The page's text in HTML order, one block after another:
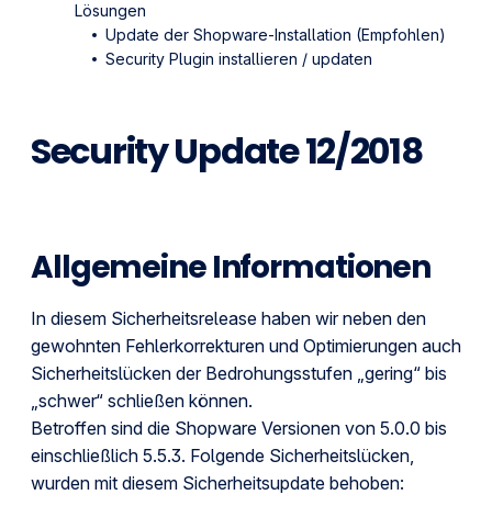
Security Update 12/2018
Allgemeine Informationen
In diesem Sicherheitsrelease haben wir neben den
gewohnten Fehlerkorrekturen und Optimierungen auch
Sicherheitslücken der Bedrohungsstufen „gering“ bis
„schwer“ schließen können.
Betroffen sind die Shopware Versionen von 5.0.0 bis
einschließlich 5.5.3. Folgende Sicherheitslücken,
wurden mit diesem Sicherheitsupdate behoben:
Lösungen
Update der Shopware-Installation (Empfohlen)
Security Plugin installieren / updaten